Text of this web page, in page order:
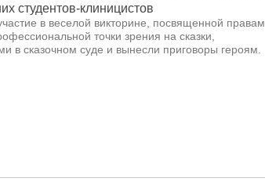
студентов-клиницистов
в веселой викторине, посвященной правам
точки зрения на сказки,
в сказочном суде и вынесли приговоры героям.